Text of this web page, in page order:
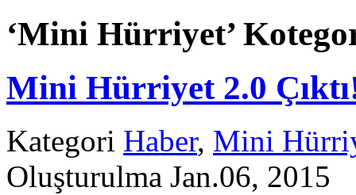
‘Mini Hürriyet’
Mini Hürriyet 2.0
Kategori Haber, Mini
Oluşturulma Jan.06, 2015